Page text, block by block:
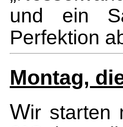
und ein
Perfektion
Montag,
Wir starten